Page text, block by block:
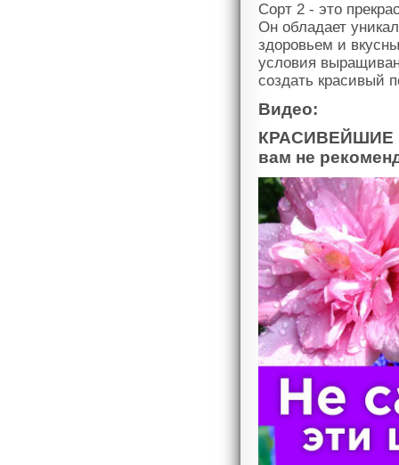
Сорт 2 - это
Он обладает
здоровьем и
условия
создать красивый
Видео:
КРАСИВЕЙШИЕ
вам не